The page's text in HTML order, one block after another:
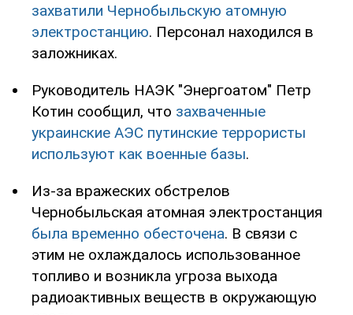
захватили Чернобыльскую атомную
электростанцию. Персонал находился в
заложниках.
Руководитель НАЭК "Энергоатом" Петр
Котин сообщил, что захваченные
украинские АЭС путинские террористы
используют как военные базы.
Из-за вражеских обстрелов
Чернобыльская атомная электростанция
была временно обесточена. В связи с
этим не охлаждалось использованное
топливо и возникла угроза выхода
радиоактивных веществ в окружающую